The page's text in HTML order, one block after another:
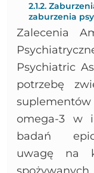
2.1.2.
zaburzenia
Zalecenia
Psychiatric
potrzebę
omega-3 w
badań
uwagę na